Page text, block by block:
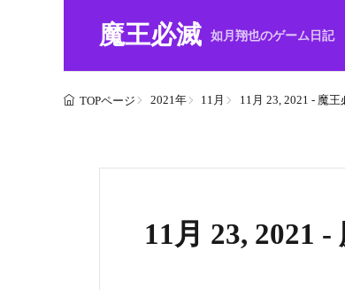
魔王必滅 如月翔也のゲーム日記
TOPページ 2021年 11月 11月 23, 2021 - 魔王
11月 23, 2021